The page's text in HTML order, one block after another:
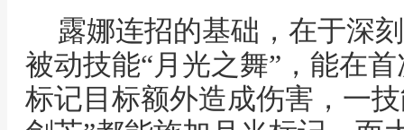
露娜连招的基础，在于深
被动技能“月光之舞”，能在
标记目标额外造成伤害，一